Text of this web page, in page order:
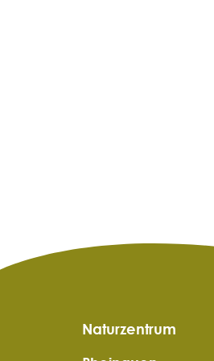
Naturzentrum